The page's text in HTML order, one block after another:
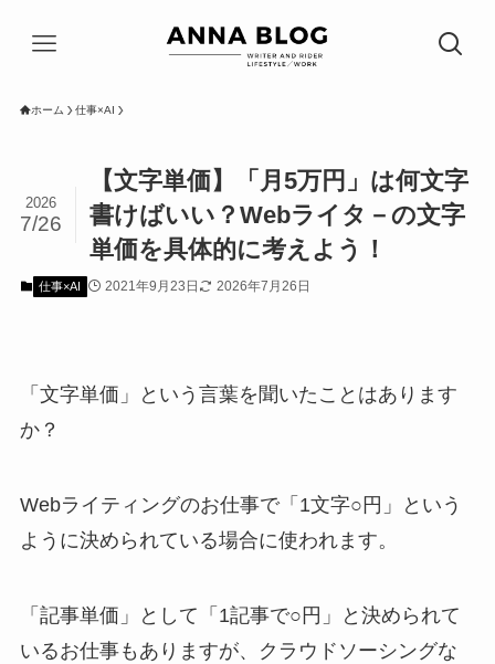
ホーム 仕事×AI
【文字単価】「月5万円」は何文字
書けばいい？Webライタ－の文字
単価を具体的に考えよう！
2026
7/26
仕事×AI 2021年9月23日 2026年7月26日
「文字単価」という言葉を聞いたことはあります
か？
Webライティングのお仕事で「1文字○円」という
ように決められている場合に使われます。
「記事単価」として「1記事で○円」と決められて
いるお仕事もありますが、クラウドソーシングな